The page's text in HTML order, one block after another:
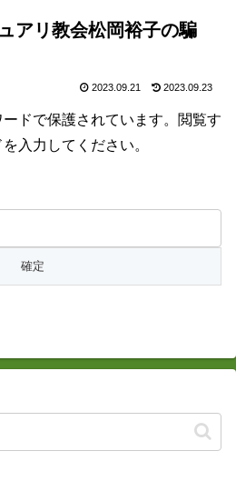
アリ教会松岡裕子の騙
2023.09.21 2023.09.23
ドで保護されています。閲覧す
入力してください。